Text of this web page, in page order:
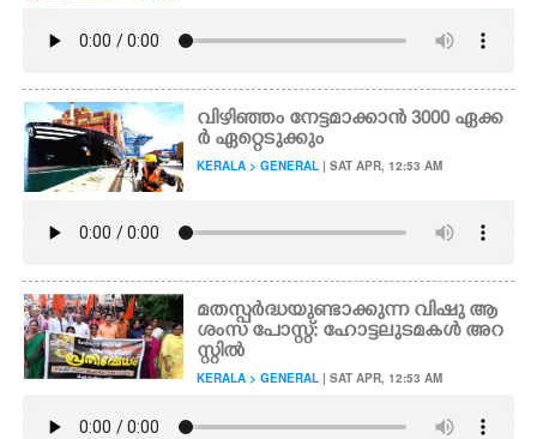
വിഴിഞ്ഞം നേട്ടമാക്കാൻ 3000 ഏക്ക
ർ ഏറ്റെടുക്കും
KERALA > GENERAL | SAT APR, 12:53 AM
മതസ്പർദ്ധയുണ്ടാക്കുന്ന വിഷു ആ
ശംസ പോസ്റ്റ്: ഹോട്ടലുടമകൾ അറ
സ്റ്റിൽ
KERALA > GENERAL | SAT APR, 12:53 AM